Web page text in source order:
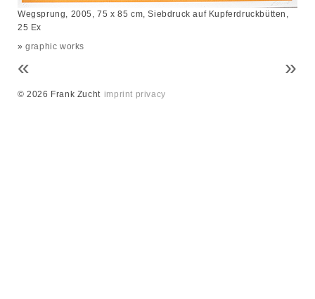
Wegsprung, 2005, 75 x 85 cm, Siebdruck auf Kupferdruckbütten,
25 Ex
»graphic works
»
«
© 2026 Frank Zucht imprint privacy